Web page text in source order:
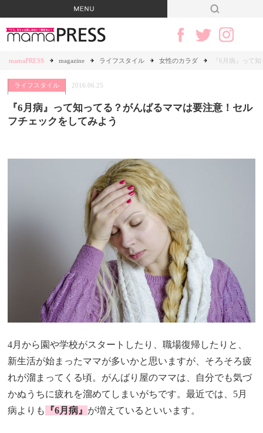
mamaPRESS magazine ライフスタイル 女性のカラダ 『6月病』って
ライフスタイル 2016.06.25
『6月病』って知ってる？がんばるママは要注意！セル
フチェックをしてみよう
4月から園や学校がスタートしたり、職場復帰したりと、
新生活が始まったママが多いかと思いますが、そろそろ疲
れが溜まってくる頃。がんばり屋のママは、自分でも気づ
かぬうちに疲れを溜めてしまいがちです。最近では、5月
病よりも
『6月病』 が増えているといいます。